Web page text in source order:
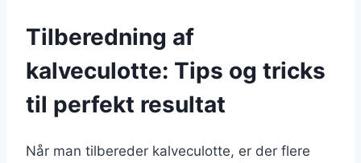
Tilberedning af
kalveculotte: Tips og tricks
til perfekt resultat
Når man tilbereder kalveculotte, er der flere